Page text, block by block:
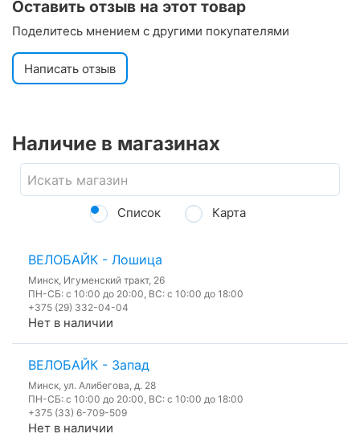
Оставить отзыв на этот товар
Поделитесь мнением с другими покупателями
Написать отзыв
Наличие в магазинах
Список Карта
ВЕЛОБАЙК - Лошица
Минск, Игуменский тракт, 26
ПН-СБ: с 10:00 до 20:00, ВС: с 10:00 до 18:00
+375 (29) 332-04-04
Нет в наличии
ВЕЛОБАЙК - Запад
Минск, ул. Алибегова, д. 28
ПН-СБ: с 10:00 до 20:00, ВС: с 10:00 до 18:00
+375 (33) 6-709-509
Нет в наличии